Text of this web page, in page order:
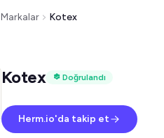
Markalar Kotex
Kotex Doğrulandı
Herm.io'da takip et